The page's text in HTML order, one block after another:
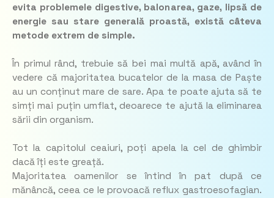
evita problemele digestive, balonarea, gaze, lipsă de
energie sau stare generală proastă, există câteva
metode extrem de simple.
În primul rând, trebuie să bei mai multă apă, având în
vedere că majoritatea bucatelor de la masa de Paște
au un conținut mare de sare. Apa te poate ajuta să te
simți mai puțin umflat, deoarece te ajută la eliminarea
sării din organism.
Tot la capitolul ceaiuri, poți apela la cel de ghimbir
dacă îți este greață.
Majoritatea oamenilor se întind în pat după ce
mănâncă, ceea ce le provoacă reflux gastroesofagian.